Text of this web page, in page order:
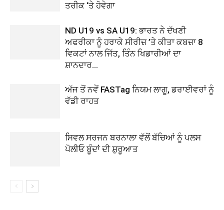
ਤਰੀਕ ‘ਤੇ ਹੋਵੇਗਾ
ND U19 vs SA U19: ਭਾਰਤ ਨੇ ਦੱਖਣੀ
ਅਫਰੀਕਾ ਨੂੰ ਹਰਾਕੇ ਸੀਰੀਜ਼ ’ਤੇ ਕੀਤਾ ਕਬਜ਼ਾ 8
ਵਿਕਟਾਂ ਨਾਲ ਜਿੱਤ, ਤਿੰਨ ਖਿਡਾਰੀਆਂ ਦਾ
ਸ਼ਾਨਦਾਰ...
ਅੱਜ ਤੋਂ ਨਵੇਂ FASTag ਨਿਯਮ ਲਾਗੂ, ਡਰਾਈਵਰਾਂ ਨੂੰ
ਵੱਡੀ ਰਾਹਤ
ਸਿਵਲ ਸਰਜਨ ਬਰਨਾਲਾ ਵੱਲੋਂ ਬੱਚਿਆਂ ਨੂੰ ਪਲਸ
ਪੋਲੀਓ ਬੂੰਦਾਂ ਦੀ ਸ਼ੁਰੂਆਤ